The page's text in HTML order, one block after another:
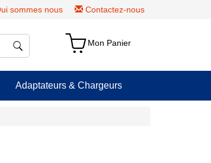
sommes nous Contactez-nous
Mon Panier
Adaptateurs & Chargeurs